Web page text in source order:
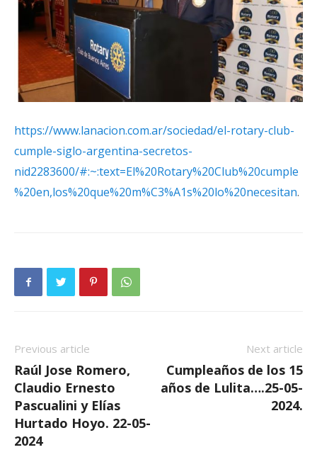
https://www.lanacion.com.ar/sociedad/el-rotary-club-
cumple-siglo-argentina-secretos-
nid2283600/#:~:text=El%20Rotary%20Club%20cumple
%20en,los%20que%20m%C3%A1s%20lo%20necesitan.
Previous article
Raúl Jose Romero,
Claudio Ernesto
Pascualini y Elías
Hurtado Hoyo. 22-05-
2024
Next article
Cumpleaños de los 15
años de Lulita….25-05-
2024.